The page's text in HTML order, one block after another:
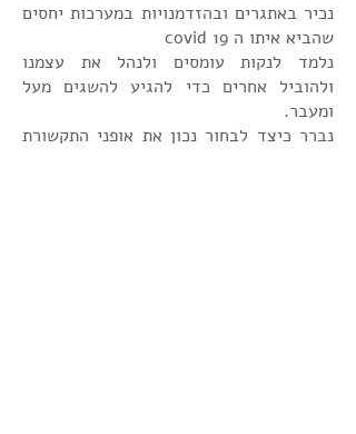
נכיר באתגרים ובהזדמנויות במערכות יחסים
שהביא איתו ה covid 19
נלמד לנקות עומסים ולנהל את עצמנו
ולהוביל אחרים כדי להגיע להשגים מעל
ומעבר.
נברר כיצד לבחור נכון את אופני התקשורת